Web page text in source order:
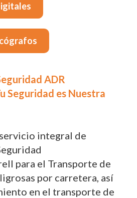
ADR
Seguridad es Nuestra
integral de
para el Transporte de
por carretera, así
en el transporte de